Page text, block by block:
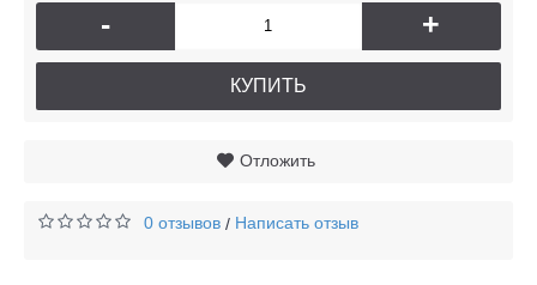
- +
КУПИТЬ
Отложить
0 отзывов / Написать отзыв